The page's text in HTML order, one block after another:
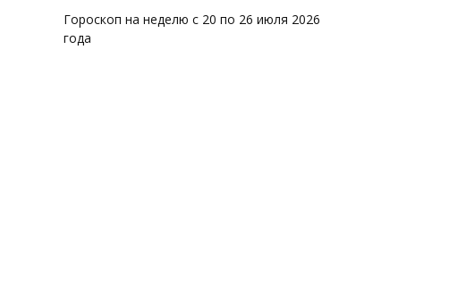
Гороскоп на неделю с 20 по 26 июля 2026
года